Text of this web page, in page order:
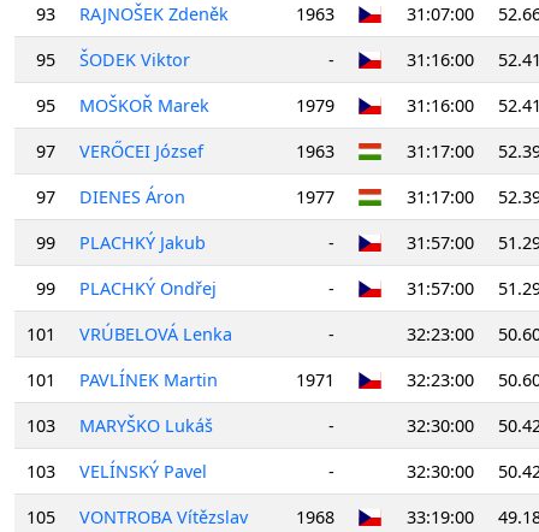
93
RAJNOŠEK Zdeněk 1963 31:07:00
95
ŠODEK Viktor - 31:16:00
95
MOŠKOŘ Marek 1979 31:16:00
97
VERŐCEI József 1963 31:17:00
97
DIENES Áron 1977 31:17:00
99
PLACHKÝ Jakub - 31:57:00
99
PLACHKÝ Ondřej - 31:57:00
101
VRÚBELOVÁ Lenka - 32:23:00
101
PAVLÍNEK Martin 1971 32:23:00
103
MARYŠKO Lukáš - 32:30:00
103
VELÍNSKÝ Pavel - 32:30:00
105
VONTROBA Vítězslav 1968 33:19:00